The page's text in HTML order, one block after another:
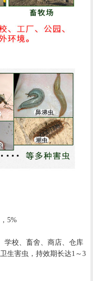
5%
学校、畜舍、商店、仓库
生害虫，持效期长达1～3